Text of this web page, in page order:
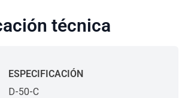
técnica
ESPECIFICACIÓN
D-50-C